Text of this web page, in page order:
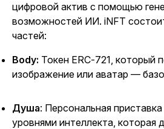
цифровой актив с помощью
возможностей ИИ. iNFT
частей:
Body: Токен ERC-721, который
изображение или аватар —
Душа: Персональная
уровнями интеллекта, которая